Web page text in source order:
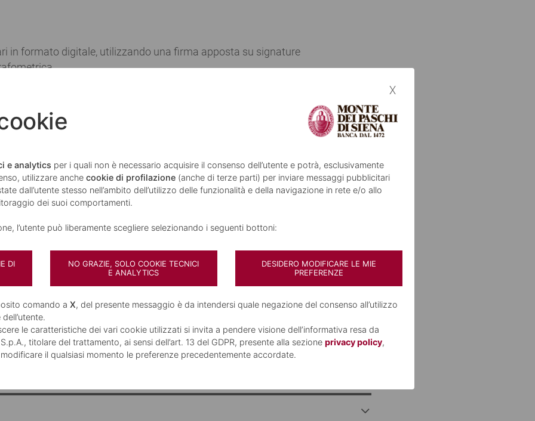
in formato digitale, utilizzando una firma apposta su signature
che la rendono riconducibile in modo univoco al firmatario
e individuali dati da ritmo, velocità, pressione, accelerazione e
- F.E.A.
apposta sul documento, è protetta dall'accesso non autorizzato
di crittografia).
mail all'indirizzo info@mps.it.
x
e analytics per i quali non è necessario acquisire il consenso dell’utente e potrà, esclusivamente
utilizzare anche cookie di profilazione(anche di terze parti) per inviare messaggi pubblicitari
dall’utente stesso nell’ambito dell’utilizzo delle funzionalità e della navigazione in rete e/o allo
dei suoi comportamenti.
l’utente può liberamente scegliere selezionando i seguenti bottoni:
DI
NO GRAZIE, SOLO COOKIE TECNICI
E ANALYTICS
DESIDERO MODIFICARE LE MIE
PREFERENZE
comando a X, del presente messaggio è da intendersi quale negazione del consenso all’utilizzo
le caratteristiche dei vari cookie utilizzati si invita a pendere visione dell’informativa resa da
titolare del trattamento, ai sensi dell’art. 13 del GDPR, presente alla sezione privacy policy,
il qualsiasi momento le preferenze precedentemente accordate.